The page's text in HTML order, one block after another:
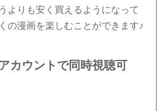
よりも安く買えるようになって
の漫画を楽しむことができます♪
カウントで同時視聴可